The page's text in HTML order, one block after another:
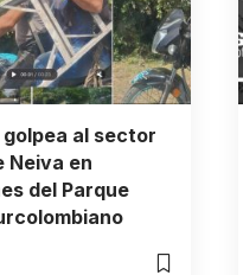
al sector
Neiva en
del Parque